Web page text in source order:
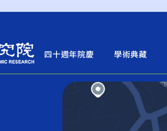
四十週年院慶 學術典藏